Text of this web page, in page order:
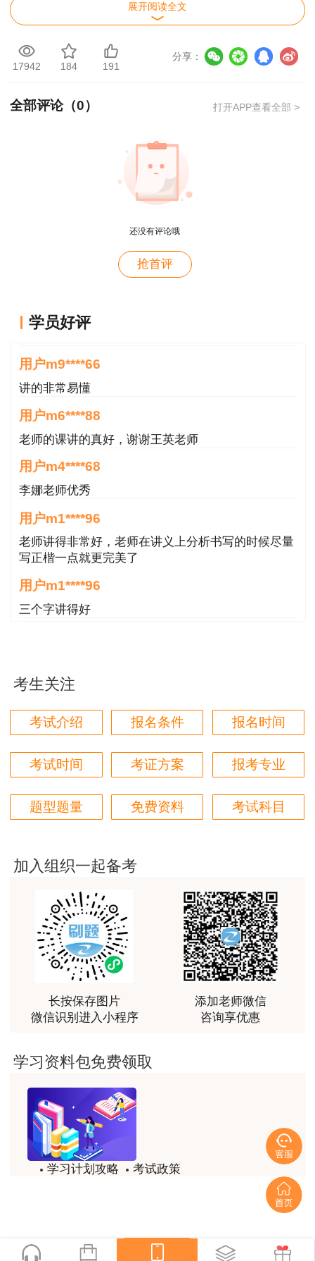
展开阅读全文
17942 184 191
分享：
全部评论（0） 打开APP查看全部 >
还没有评论哦
抢首评
学员好评
用户zh****35
用户m9****66
讲的非常易懂
用户m6****88
老师的课讲的真好，谢谢王英老师
用户m4****68
李娜老师优秀
用户m1****96
老师讲得非常好，老师在讲义上分析书写的时候尽量
写正楷一点就更完美了
用户m1****96
三个字讲得好
用户m1****88
太喜欢王英老师了
用户m5****68
平台历史购买的课程，老师讲的多非常好
老师讲的很细致很认真，课件准备充分也非常有耐
用户m0****88
最棒的预习课
用户m2****66
越听越觉得好
用户m2****66
越听越觉得好
用户m2****66
非常非常非常非常棒！！!！
非常非常非常非常棒！！!！
用户xi****mo
土建计量这门课我听了门金瑞和孙琦两位老师的课
程，感觉各有千秋，正好取长补短助我通过了该门考
时间是我们通过的保证，没有什么比坚持更有价值，
听王英老师的土建案例课程就是通过一造考试的最强
考生关注
考试介绍 报名条件 报名时间
考试时间 考证方案 报考专业
题型题量 免费资料 考试科目
加入组织一起备考
长按保存图片
微信识别进入小程序
添加老师微信
咨询享优惠
学习资料包免费领取
学习计划攻略
考试政策